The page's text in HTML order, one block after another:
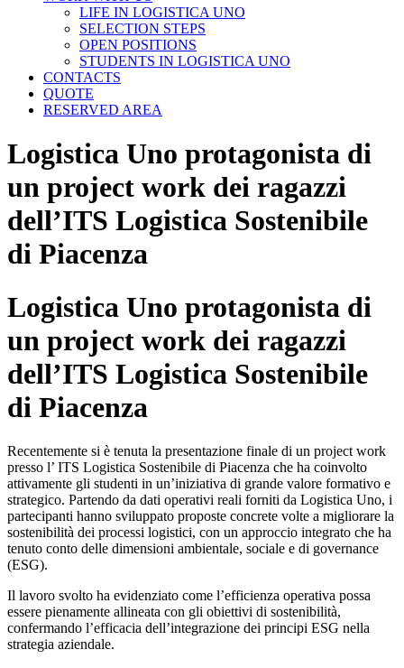
LIFE IN LOGISTICA UNO
SELECTION STEPS
OPEN POSITIONS
STUDENTS IN LOGISTICA UNO
CONTACTS
QUOTE
RESERVED AREA
Logistica Uno protagonista di
un project work dei ragazzi
dell’ITS Logistica Sostenibile
di Piacenza
Logistica Uno protagonista di
un project work dei ragazzi
dell’ITS Logistica Sostenibile
di Piacenza
Recentemente si è tenuta la presentazione finale di un project work
presso l’ ITS Logistica Sostenibile di Piacenza che ha coinvolto
attivamente gli studenti in un’iniziativa di grande valore formativo e
strategico. Partendo da dati operativi reali forniti da Logistica Uno, i
partecipanti hanno sviluppato proposte concrete volte a migliorare la
sostenibilità dei processi logistici, con un approccio integrato che ha
tenuto conto delle dimensioni ambientale, sociale e di governance
(ESG).
Il lavoro svolto ha evidenziato come l’efficienza operativa possa
essere pienamente allineata con gli obiettivi di sostenibilità,
confermando l’efficacia dell’integrazione dei principi ESG nella
strategia aziendale.